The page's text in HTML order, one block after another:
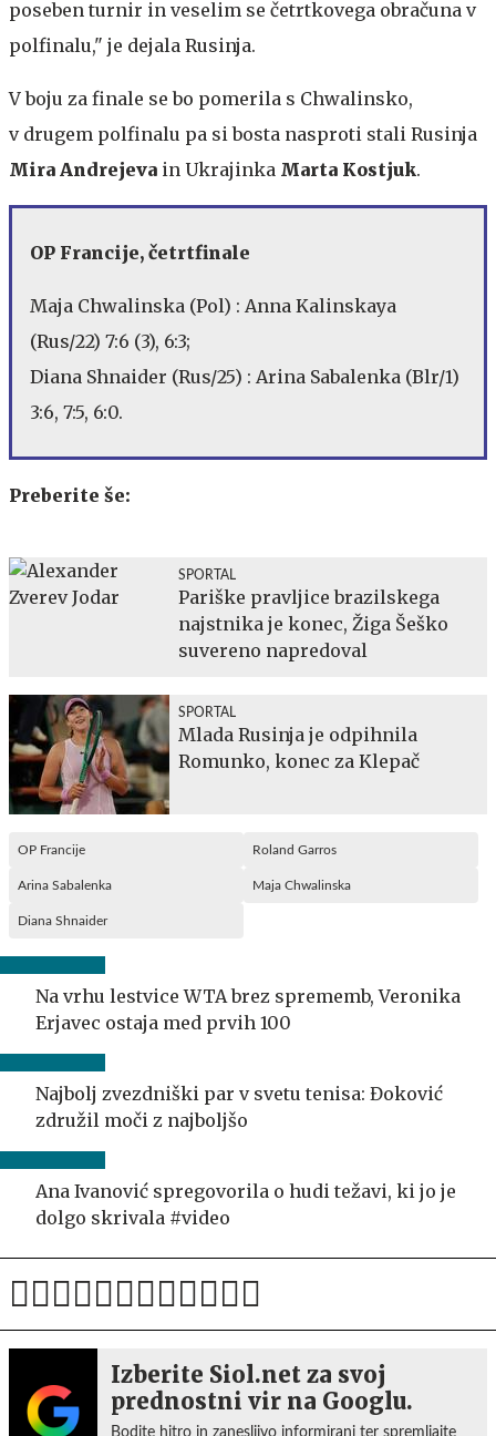
poseben turnir in veselim se četrtkovega obračuna v
polfinalu," je dejala Rusinja.
V boju za finale se bo pomerila s Chwalinsko,
v drugem polfinalu pa si bosta nasproti stali Rusinja
Mira Andrejeva in Ukrajinka Marta Kostjuk.
OP Francije, četrtfinale
Maja Chwalinska (Pol) : Anna Kalinskaya
(Rus/22) 7:6 (3), 6:3;
Diana Shnaider (Rus/25) : Arina Sabalenka (Blr/1)
3:6, 7:5, 6:0.
Preberite še:
SPORTAL
Pariške pravljice brazilskega
najstnika je konec, Žiga Šeško
suvereno napredoval
SPORTAL
Mlada Rusinja je odpihnila
Romunko, konec za Klepač
OP Francije Roland Garros
Arina Sabalenka Maja Chwalinska
Diana Shnaider
Na vrhu lestvice WTA brez sprememb, Veronika
Erjavec ostaja med prvih 100
Najbolj zvezdniški par v svetu tenisa: Đoković
združil moči z najboljšo
Ana Ivanović spregovorila o hudi težavi, ki jo je
dolgo skrivala #video
Izberite Siol.net za svoj
prednostni vir na Googlu.
Bodite hitro in zanesljivo informirani ter spremljajte